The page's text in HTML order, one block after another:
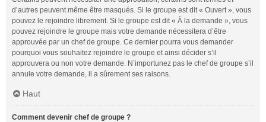
d’autres peuvent même être masqués. Si le groupe est dit « Ouvert », vous
pouvez le rejoindre librement. Si le groupe est dit « À la demande », vous
pouvez rejoindre le groupe mais votre demande nécessitera d’être
approuvée par un chef de groupe. Ce dernier pourra vous demander
pourquoi vous souhaitez rejoindre le groupe et ainsi décider s’il
approuvera ou non votre demande. N’importunez pas le chef de groupe s’il
annule votre demande, il a sûrement ses raisons.
Haut
Comment devenir chef de groupe ?